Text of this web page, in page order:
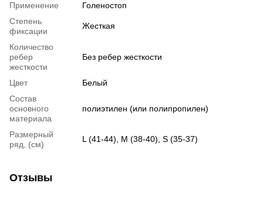
Применение
Голеностоп
Степень
фиксации
Жесткая
Количество
ребер
жесткости
Без ребер жесткости
Цвет
Белый
Состав
основного
материала
полиэтилен (или полипропилен)
Размерный
ряд, (см)
L (41-44), M (38-40), S (35-37)
Отзывы